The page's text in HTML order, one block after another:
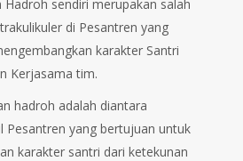
Hadroh sendiri merupakan salah
di Pesantren yang
karakter Santri
Kerjasama tim.
hadroh adalah diantara
Pesantren yang bertujuan untuk
karakter santri dari ketekunan